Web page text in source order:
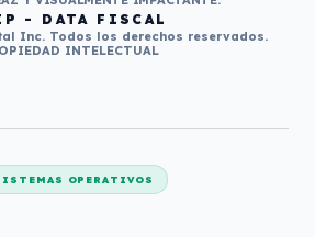
- DATA FISCAL
Inc. Todos los derechos reservados.
INTELECTUAL
OPERATIVOS